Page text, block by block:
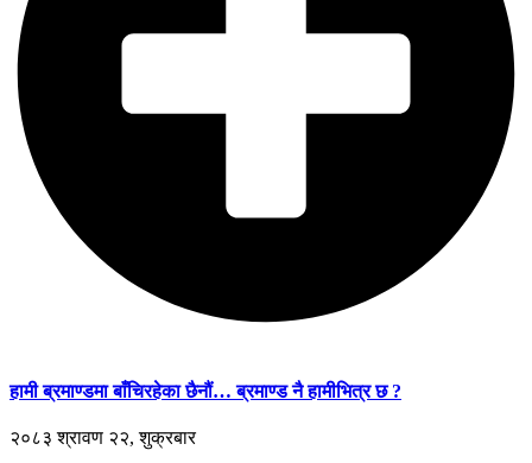
हामी ब्रमाण्डमा बाँचिरहेका छैनौं… ब्रमाण्ड नै हामीभित्र छ ?
२०८३ श्रावण २२, शुक्रबार